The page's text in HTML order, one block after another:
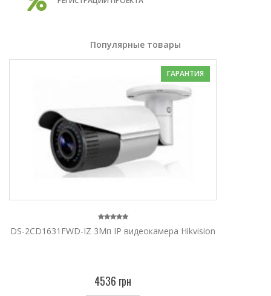
Популярные товары
ГАРАНТИЯ
DS-2CD1631FWD-IZ 3Мп IP видеокамера Hikvision
4536 грн